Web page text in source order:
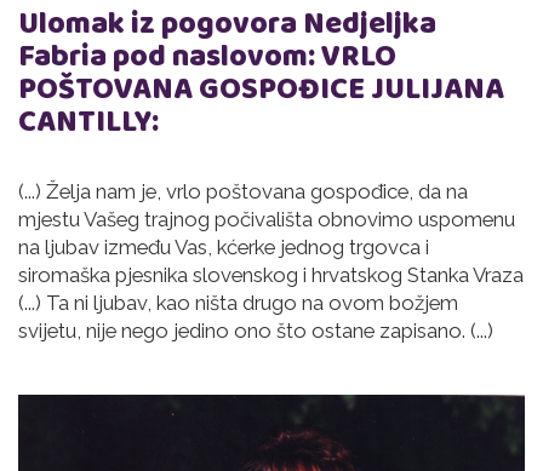
Ulomak iz pogovora Nedjeljka
Fabria pod naslovom: VRLO
POŠTOVANA GOSPOĐICE JULIJANA
CANTILLY:
(...) Želja nam je, vrlo poštovana gospođice, da na
mjestu Vašeg trajnog počivališta obnovimo uspomenu
na ljubav između Vas, kćerke jednog trgovca i
siromaška pjesnika slovenskog i hrvatskog Stanka Vraza
(...) Ta ni ljubav, kao ništa drugo na ovom božjem
svijetu, nije nego jedino ono što ostane zapisano. (...)